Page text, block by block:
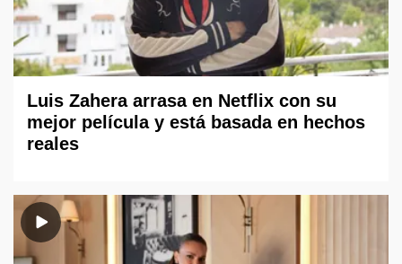
Luis Zahera arrasa en Netflix con su
mejor película y está basada en hechos
reales